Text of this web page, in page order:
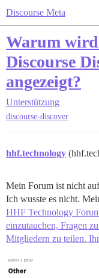
Discourse Meta
Warum wird
Discourse
angezeigt?
Unterstützung
discourse-discover
hhf.technology
Mein Forum ist nicht
Ich wusste es nicht.
HHF Technology
einzutauchen, Fragen
Mitgliedern zu teilen.